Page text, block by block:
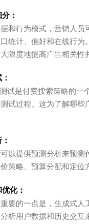
：
和行为模式，营销人
统计、偏好和在线行
限度地提高广告相关性
试是付费搜索策略的一
试过程。这为了解哪
以提供预测分析来预
策略、预算分配和定位
化：
要的一点是，生成式人
析用户数据和历史交互